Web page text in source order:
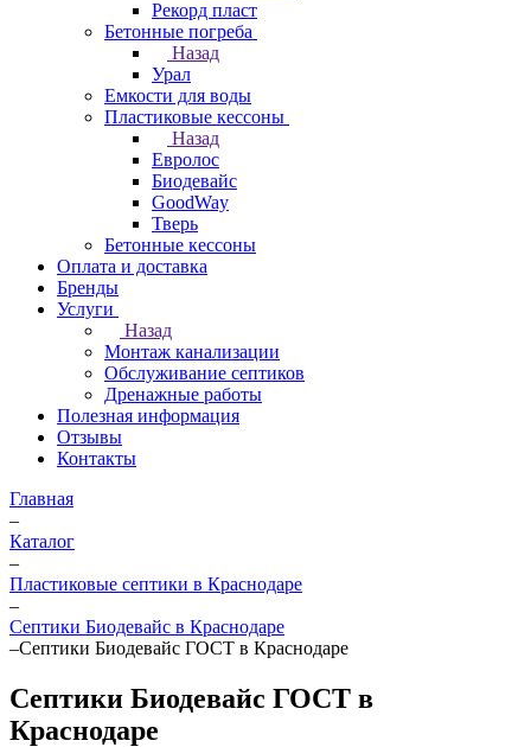
Рекорд пласт
Бетонные погреба
Назад
Урал
Емкости для воды
Пластиковые кессоны
Назад
Евролос
Биодевайс
GoodWay
Тверь
Бетонные кессоны
Оплата и доставка
Бренды
Услуги
Назад
Монтаж канализации
Обслуживание септиков
Дренажные работы
Полезная информация
Отзывы
Контакты
Главная
–
Каталог
–
Пластиковые септики в Краснодаре
–
Септики Биодевайс в Краснодаре
–Септики Биодевайс ГОСТ в Краснодаре
Септики Биодевайс ГОСТ в
Краснодаре